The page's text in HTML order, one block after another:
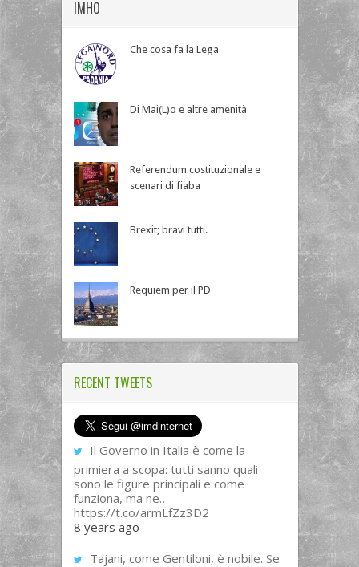
IMHO
Che cosa fa la Lega
Di Mai(L)o e altre amenità
Referendum costituzionale e
scenari di fiaba
Brexit; bravi tutti.
Requiem per il PD
RECENT TWEETS
Il Governo in Italia è come la
primiera a scopa: tutti sanno quali
sono le figure principali e come
funziona, ma ne…
https://t.co/armLfZz3D2
8 years ago
Tajani, come Gentiloni, è nobile. Se